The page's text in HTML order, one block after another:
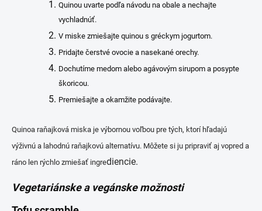
Quinou uvarte podľa návodu na obale a nechajte
vychladnúť.
V miske zmiešajte quinou s gréckym jogurtom.
Pridajte čerstvé ovocie a nasekané orechy.
Dochutíme medom alebo agávovým sirupom a posypte
škoricou.
Premiešajte a okamžite podávajte.
Quinoa raňajková miska je výbornou voľbou pre tých, ktorí hľadajú
výživnú a lahodnú raňajkovú alternatívu. Môžete si ju pripraviť aj vopred a
ráno len rýchlo zmiešať ingrediencie.
Vegetariánske a vegánske možnosti